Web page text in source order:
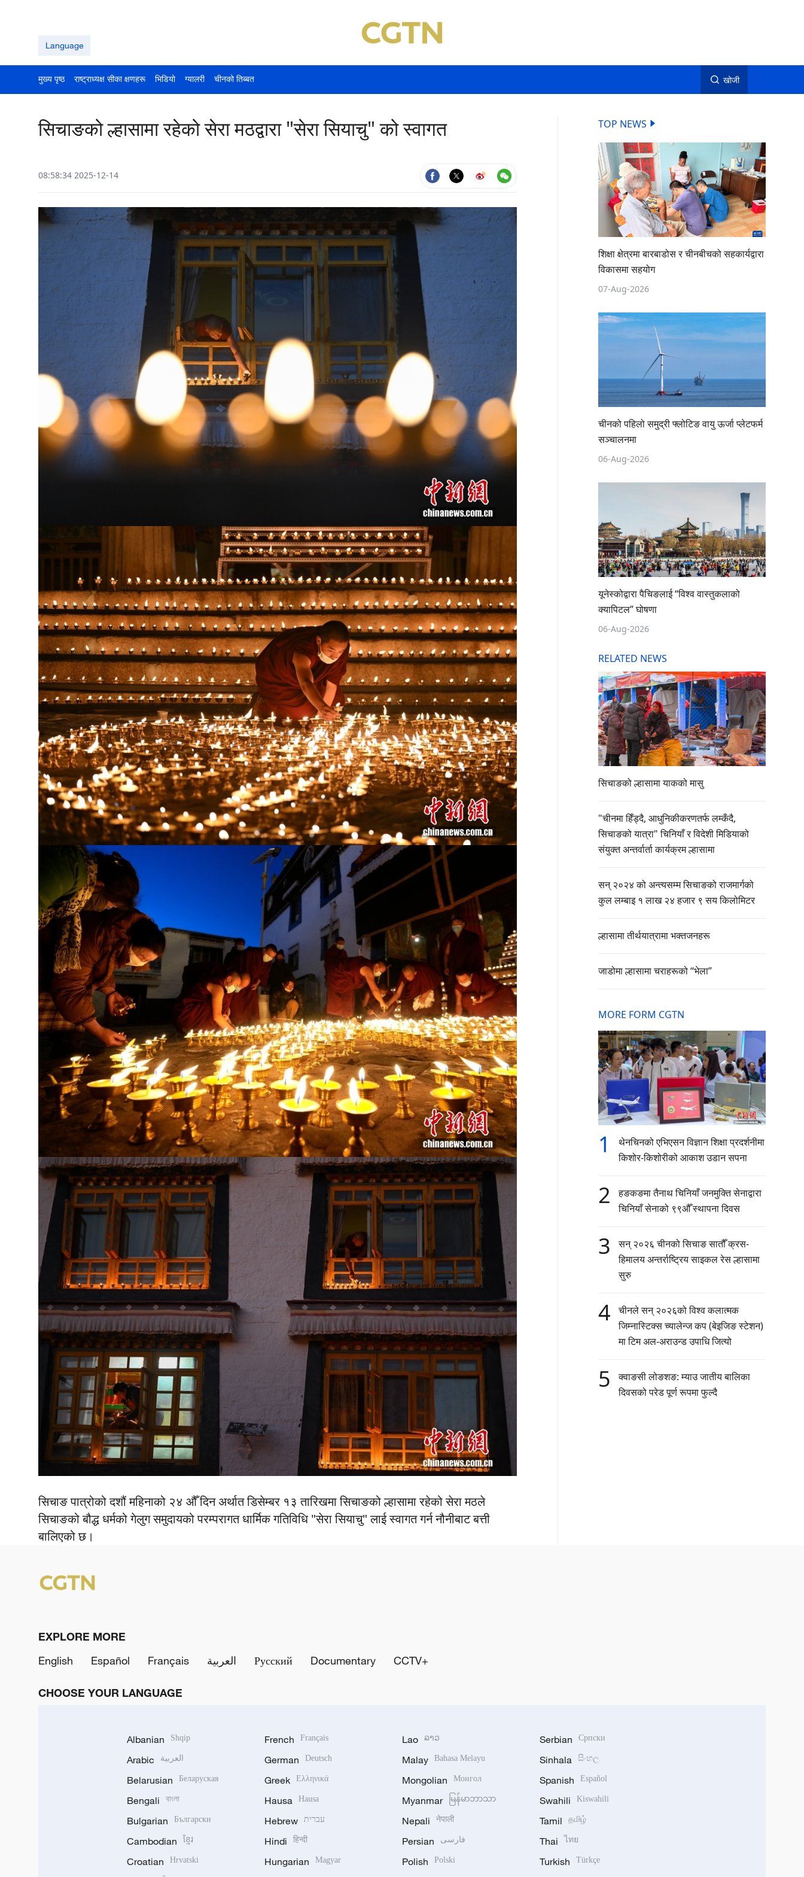
Language
मुख्य पृष्ठ राष्ट्राध्यक्ष सीका क्षणहरू भिडियो ग्यालरी चीनको तिब्बत खोजी
सिचाङको ल्हासामा रहेको सेरा मठद्वारा "सेरा सियाचु" को स्वागत
08:58:34 2025-12-14
सिचाङ पात्रोको दशौं महिनाको २४ औँ दिन अर्थात डिसेम्बर १३ तारिखमा सिचाङको ल्हासामा रहेको सेरा मठले
सिचाङको बौद्ध धर्मको गेलुग समुदायको परम्परागत धार्मिक गतिविधि "सेरा सियाचु" लाई स्वागत गर्न नौनीबाट बत्ती
बालिएको छ।
TOP NEWS
शिक्षा क्षेत्रमा बारबाडोस र चीनबीचको सहकार्यद्वारा
विकासमा सहयोग
07-Aug-2026
चीनको पहिलो समुद्री फ्लोटिङ वायु ऊर्जा प्लेटफर्म
सञ्चालनमा
06-Aug-2026
यूनेस्कोद्वारा पैचिङलाई “विश्व वास्तुकलाको
क्यापिटल” घोषणा
06-Aug-2026
RELATED NEWS
सिचाङको ल्हासामा याकको मासु
"चीनमा हिँड्दै, आधुनिकीकरणतर्फ लम्कँदै,
सिचाङको यात्रा" चिनियाँ र विदेशी मिडियाको
संयुक्त अन्तर्वार्ता कार्यक्रम ल्हासामा
सन् २०२४ को अन्त्यसम्म सिचाङको राजमार्गको
कुल लम्बाइ १ लाख २४ हजार ९ सय किलोमिटर
ल्हासामा तीर्थयात्रामा भक्तजनहरू
जाडोमा ल्हासामा चराहरूको “भेला”
MORE FORM CGTN
1
थेनचिनको एभिएसन विज्ञान शिक्षा प्रदर्शनीमा
किशोर-किशोरीको आकाश उडान सपना
2
हङकङमा तैनाथ चिनियाँ जनमुक्ति सेनाद्वारा
चिनियाँ सेनाको ९९औँ स्थापना दिवस
3
सन् २०२६ चीनको सिचाङ सातौँ क्रस-
हिमालय अन्तर्राष्ट्रिय साइकल रेस ल्हासामा
सुरु
4
चीनले सन् २०२६को विश्व कलात्मक
जिम्नास्टिक्स च्यालेन्ज कप (बेइजिङ स्टेशन)
मा टिम अल-अराउन्ड उपाधि जित्यो
5
क्वाङसी लोङशङ: म्याउ जातीय बालिका
दिवसको परेड पूर्ण रूपमा फुल्दै
EXPLORE MORE
English
Español Français العربية Русский Documentary CCTV+
CHOOSE YOUR LANGUAGE
Albanian Shqip
Arabic العربية
Belarusian Беларуская
Bengali বাংলা
Bulgarian Български
Cambodian ខ្មែរ
Croatian Hrvatski
French Français
German Deutsch
Greek Ελληνικά
Hausa Hausa
Hebrew עברית
Hindi हिन्दी
Hungarian Magyar
Lao ລາວ
Malay Bahasa Melayu
Mongolian Монгол
Myanmar မြန်မာဘာသာ
Nepali नेपाली
Persian فارسی
Polish Polski
Serbian Српски
Sinhala සිංහල
Spanish Español
Swahili Kiswahili
Tamil தமிழ்
Thai ไทย
Turkish Türkçe